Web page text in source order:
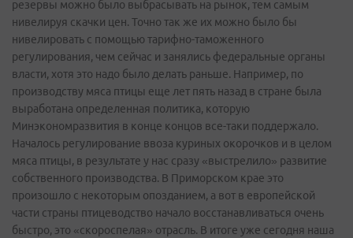
резервы можно было выбрасывать на рынок, тем самым
нивелируя скачки цен. Точно так же их можно было бы
нивелировать с помощью тарифно-таможенного
регулирования, чем сейчас и занялись федеральные органы
власти, хотя это надо было делать раньше. Например, по
производству мяса птицы еще лет пять назад в стране была
выработана определенная политика, которую
Минэкономразвития в конце концов все-таки поддержало.
Началось регулирование ввоза куриных окорочков и в целом
мяса птицы, в результате у нас сразу «выстрелило» развитие
собственного производства. В Приморском крае это
произошло с некоторым опозданием, а вот в европейской
части страны птицеводство начало восстанавливаться очень
быстро, это «скороспелая» отрасль. В итоге уже сегодня наша